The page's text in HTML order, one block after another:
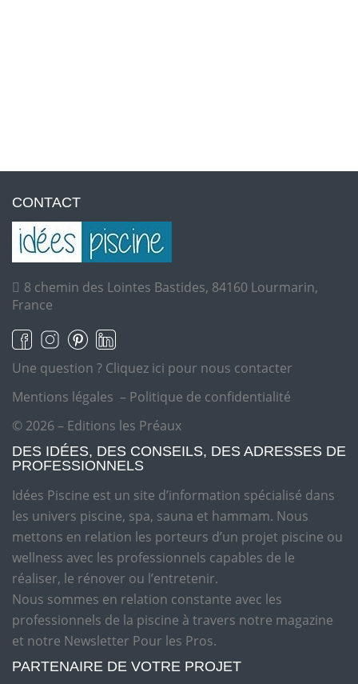
CONTACT
8 chemin des Lointes Bastides, 84160 Lourmarin,
France
Une question ? Cliquez ici pour nous contacter
Mentions légales – Politique de confidentialité
© 2026 – Editions les Préaux
DES IDÉES, DES CONSEILS, DES ADRESSES DE
PROFESSIONNELS
Idées Piscine est un site d’information spécialisé dans
les univers piscine, spa, sauna et hammam. Nous
mettons en relation les porteurs d’un projet piscine ou
wellness avec les professionnels capables de le
réaliser, le rénover ou l’entretenir.
Nous sommes en relation constante avec les
professionnels de la piscine à travers notre magazine
et notre Newsletter Pour les Pros.
PARTENAIRE DE VOTRE PROJET